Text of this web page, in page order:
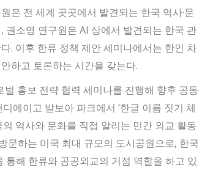
은 전 세계 곳곳에서 발견되는 한국 역사·문
소영 연구원은 AI 상에서 발견되는 한국 관
. 이후 한류 정책 제안 세미나에서는 한인 차
하고 토론하는 시간을 갖는다.
홍보 전략 협력 세미나를 진행해 향후 공동
에이고 발보아 파크에서 ‘한글 이름 짓기 체
역사와 문화를 직접 알리는 민간 외교 활동
문하는 미국 최대 규모의 도시공원으로, 한국
해 한류와 공공외교의 거점 역할을 하고 있